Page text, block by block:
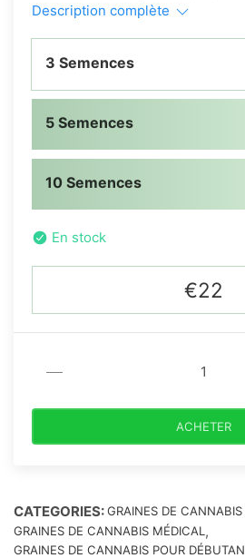
Description complète
3 Semences
5 Semences
10 Semences
En stock
€22
ACHETER
CATEGORIES:GRAINES DE
GRAINES DE CANNABIS MÉDICAL,
GRAINES DE CANNABIS POUR